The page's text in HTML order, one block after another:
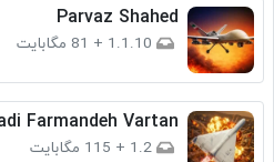
Parvaz Shahed
1.1.10
+ 81 مگابایت
Farmandeh Vartan
1.2
+ 115 مگابایت